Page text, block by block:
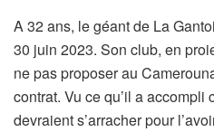
A 32 ans, le géant de La
30 juin 2023. Son club, en
ne pas proposer au
contrat. Vu ce qu’il a
devraient s’arracher pour